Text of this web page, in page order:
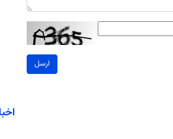
ارسل